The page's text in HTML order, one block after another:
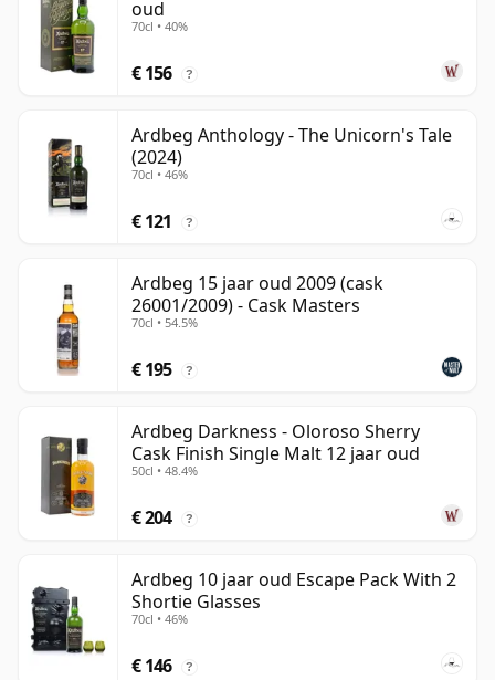
oud
70cl • 40%
€ 156 ?
Ardbeg Anthology - The Unicorn's Tale
(2024)
70cl • 46%
€ 121 ?
Ardbeg 15 jaar oud 2009 (cask
26001/2009) - Cask Masters
70cl • 54.5%
€ 195 ?
Ardbeg Darkness - Oloroso Sherry
Cask Finish Single Malt 12 jaar oud
50cl • 48.4%
€ 204 ?
Ardbeg 10 jaar oud Escape Pack With 2
Shortie Glasses
70cl • 46%
€ 146 ?